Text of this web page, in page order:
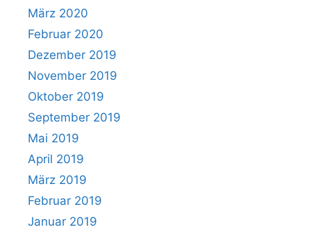
März 2020
Februar 2020
Dezember 2019
November 2019
Oktober 2019
September 2019
Mai 2019
April 2019
März 2019
Februar 2019
Januar 2019